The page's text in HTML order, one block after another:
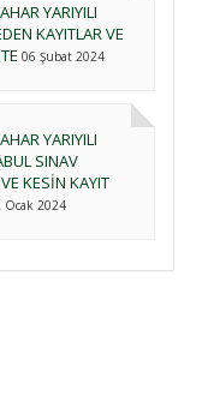
YARIYILI
KAYITLAR VE
06 Şubat 2024
YARIYILI
SINAV
KESİN KAYIT
Ocak 2024